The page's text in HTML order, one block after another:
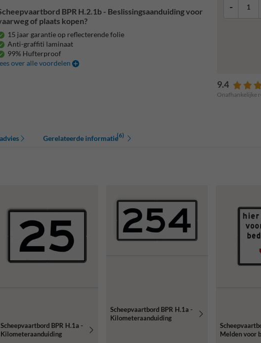
-
9.4
Onafhankelijke
BPR H.2.1b - Beslissingsaanduiding voor
of plaats kopen?
15 jaar garantie op reflecterende folie
Anti-graffiti laminaat
99% Hufterproof
over alle voordelen
Gerelateerde informatie(6)
Scheepvaartbord BPR H.1a -
Kilometeraanduiding
Scheepvaartbord BPR H.1a -
Kilometeraanduiding
Melden voor